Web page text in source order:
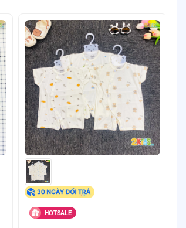
HOTSALE